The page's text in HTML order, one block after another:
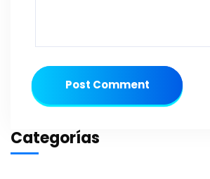
Post Comment
Categorías